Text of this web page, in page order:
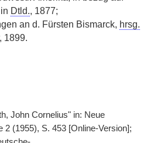
Dtld., 1877;
an d. Fürsten Bismarck, hrsg.
1899.
John Cornelius" in: Neue
2 (1955), S. 453 [Online-Version];